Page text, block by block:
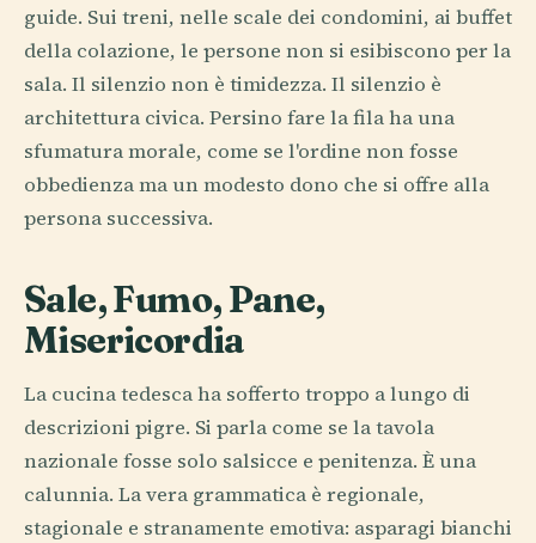
guide. Sui treni, nelle scale dei condomini, ai buffet
della colazione, le persone non si esibiscono per la
sala. Il silenzio non è timidezza. Il silenzio è
architettura civica. Persino fare la fila ha una
sfumatura morale, come se l'ordine non fosse
obbedienza ma un modesto dono che si offre alla
persona successiva.
Sale, Fumo, Pane,
Misericordia
La cucina tedesca ha sofferto troppo a lungo di
descrizioni pigre. Si parla come se la tavola
nazionale fosse solo salsicce e penitenza. È una
calunnia. La vera grammatica è regionale,
stagionale e stranamente emotiva: asparagi bianchi